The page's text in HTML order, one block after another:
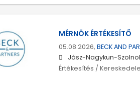
MÉRNÖK ÉRTÉKESÍTŐ
05.08.2026, BECK AND
Jász-Nagykun-
Értékesítés /